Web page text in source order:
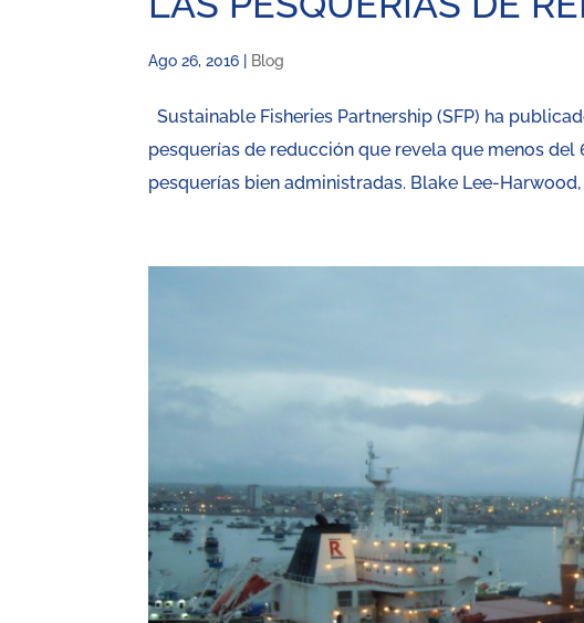
Ago 26, 2016 | Blog
Sustainable Fisheries Partnership (SFP) ha
pesquerías de reducción que revela que menos
pesquerías bien administradas. Blake Lee-